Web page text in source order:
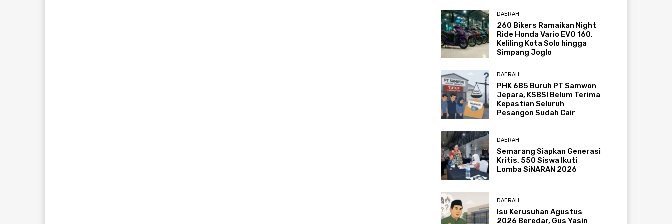
DAERAH
260 Bikers Ramaikan Night
Ride Honda Vario EVO 160,
Keliling Kota Solo hingga
Simpang Joglo
DAERAH
PHK 685 Buruh PT Samwon
Jepara, KSBSI Belum Terima
Kepastian Seluruh
Pesangon Sudah Cair
DAERAH
Semarang Siapkan Generasi
Kritis, 550 Siswa Ikuti
Lomba SiNARAN 2026
DAERAH
Isu Kerusuhan Agustus
2026 Beredar, Gus Yasin